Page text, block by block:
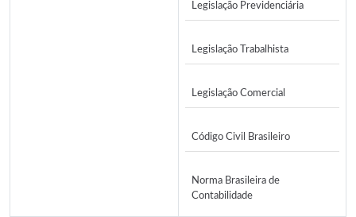
Legislação Previdenciária
Legislação Trabalhista
Legislação Comercial
Código Civil Brasileiro
Norma Brasileira de
Contabilidade